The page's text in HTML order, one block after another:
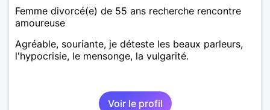
Femme divorcé(e) de 55 ans recherche rencontre
amoureuse
Agréable, souriante, je déteste les beaux parleurs,
l'hypocrisie, le mensonge, la vulgarité.
Voir le profil